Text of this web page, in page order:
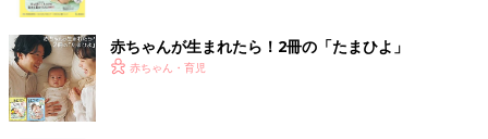
赤ちゃんが生まれたら！2冊の「たまひよ」
赤ちゃん・育児